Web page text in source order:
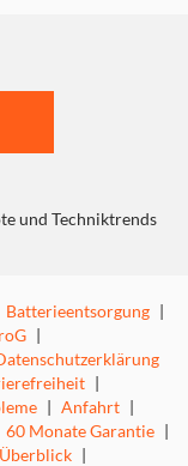
und Techniktrends
Batterieentsorgung |
|
|
| Anfahrt |
60 Monate Garantie |
|